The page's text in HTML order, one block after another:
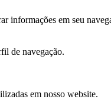
informações em seu
de navegação.
em nosso website.